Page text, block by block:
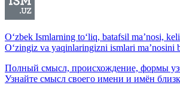
O‘zbek Ismlarning to‘liq, batafsil ma’nosi,
O‘zingiz va yaqinlaringizni ismlari ma’nosini
Полный смысл, происхождение, формы
Узнайте смысл своего имени и имён